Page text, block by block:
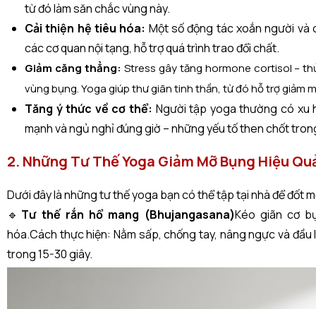
từ đó làm săn chắc vùng này.
Cải thiện hệ tiêu hóa: Một số động tác xoắn người và
các cơ quan nội tạng, hỗ trợ quá trình trao đổi chất.
Giảm căng thẳng: Stress gây tăng hormone cortisol –
vùng bụng. Yoga giúp thư giãn tinh thần, từ đó hỗ trợ giảm
Tăng ý thức về cơ thể: Người tập yoga thường có xu
mạnh và ngủ nghỉ đúng giờ – những yếu tố then chốt
2. Những Tư Thế Yoga Giảm Mỡ Bụng Hiệu
Dưới đây là những tư thế yoga bạn có thể tập tại nhà để đốt
🔹 Tư thế rắn hổ mang (Bhujangasana)Kéo giãn cơ
hóa.Cách thực hiện: Nằm sấp, chống tay, nâng ngực và đầu
trong 15-30 giây.